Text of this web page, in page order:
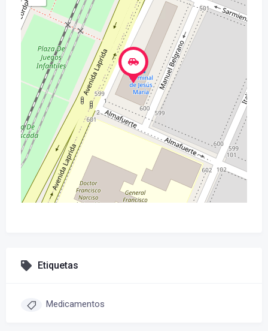
Etiquetas
Medicamentos